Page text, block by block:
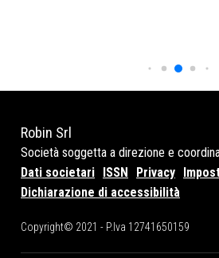
Robin Srl
Società soggetta a direzione e
Dati societari
ISSN Privacy
Dichiarazione di accessibilità
Copyright© 2021 - P.Iva 12741650159